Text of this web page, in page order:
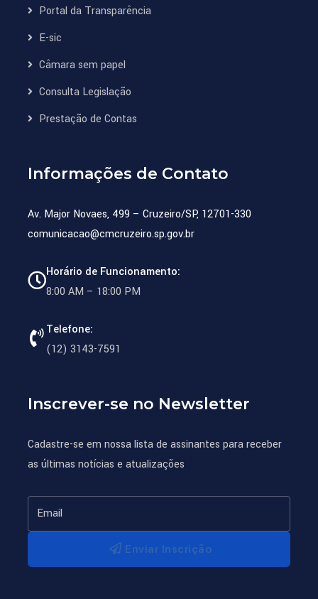
Portal da Transparência
E-sic
Câmara sem papel
Consulta Legislação
Prestação de Contas
Informações de Contato
Av. Major Novaes, 499 – Cruzeiro/SP, 12701-330
comunicacao@cmcruzeiro.sp.gov.br
Horário de Funcionamento:
8:00 AM – 18:00 PM
Telefone:
(12) 3143-7591
Inscrever-se no Newsletter
Cadastre-se em nossa lista de assinantes para receber
as últimas notícias e atualizações
Enviar Inscrição